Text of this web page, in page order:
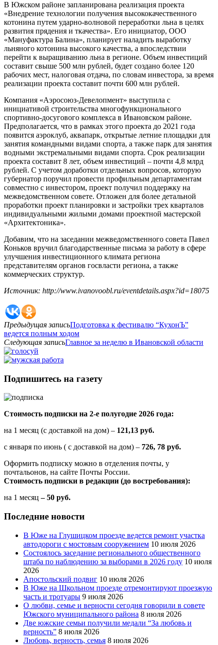
В Южском районе запланирована реализация проекта
«Внедрение технологии получения высококачественного
котонина путем ударно-волновой переработки льна в целях
развития прядения и ткачества». Его инициатор, ООО
«Мануфактура Балина», планирует наладить выработку
льняного котонина высокого качества, а впоследствии
перейти к выращиванию льна в регионе. Объем инвестиций
составит свыше 500 млн рублей, будет создано более 120
рабочих мест, налоговая отдача, по словам инвестора, за время
реализации проекта составит почти 600 млн рублей.
Компания «Аэросоюз-Девелопмент» выступила с
инициативой строительства многофункционального
спортивно-досугового комплекса в Ивановском районе.
Предполагается, что в рамках этого проекта до 2021 года
появится аэроклуб, аквапарк, открытые летние площадки для
занятия командными видами спорта, а также парк для занятия
водными экстремальными видами спорта. Срок реализации
проекта составит 8 лет, объем инвестиций – почти 4,8 млрд
рублей. С учетом доработки отдельных вопросов, которую
губернатор поручил провести профильным департаментам
совместно с инвестором, проект получил поддержку на
межведомственном совете. Отложен для более детальной
проработки проект планировки и застройки трех кварталов
индивидуальными жилыми домами проектной мастерской
«Архитектоника».
Добавим, что на заседании межведомственного совета Павел
Коньков вручил благодарственные письма за работу в сфере
улучшения инвестиционного климата региона
представителям органов госвласти региона, а также
коммерческих структур.
Источник: http://www.ivanovoobl.ru/eventdetails.aspx?id=18075
Предыдущая записьПодготовка к фестивалю “КухонЪ”
ведется полным ходом
Следующая записьГлавное за неделю в Ивановской области
Подпишитесь на газету
Стоимость подписки на 2-е полугодие 2026 года:
на 1 месяц (с доставкой на дом) – 121,13 руб.
с января по июнь ( с доставкой на дом) – 726, 78 руб.
Оформить подписку можно в отделения почты, у
почтальонов, на сайте Почты России.
Стоимость подписки в редакции (до востребования):
на 1 месяц – 50 руб.
Последние новости
В Юже на Глушицком проезде ведется ремонт участка
автодороги с мостовым сооружением 10 июля 2026
Состоялось заседание регионального общественного
штаба по наблюдению за выборами в 2026 году 10 июля
2026
Апостольский подвиг 10 июля 2026
В Юже на Школьном проезде отремонтируют проезжую
часть и тротуары 9 июля 2026
О любви, семье и верности сегодня говорили в совете
Южского муниципального района 8 июля 2026
Две южские семьи получили медали “За любовь и
верность” 8 июля 2026
Любовь, верность, семья 8 июля 2026